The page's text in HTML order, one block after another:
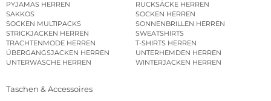
PYJAMAS HERREN
RUCKSÄCKE HERREN
SAKKOS
SOCKEN HERREN
SOCKEN MULTIPACKS
SONNENBRILLEN HERREN
STRICKJACKEN HERREN
SWEATSHIRTS
TRACHTENMODE HERREN
T-SHIRTS HERREN
ÜBERGANGSJACKEN HERREN
UNTERHEMDEN HERREN
UNTERWÄSCHE HERREN
WINTERJACKEN HERREN
Taschen & Accessoires